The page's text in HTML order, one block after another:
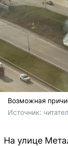
Возможная
Источник:
На улице